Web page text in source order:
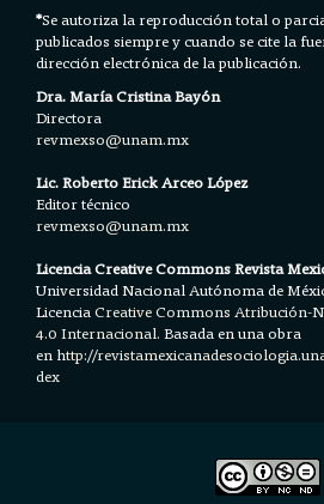
*Se autoriza la reproducción total o
publicados siempre y cuando se cite la
dirección electrónica de la publicación.
Dra. María Cristina Bayón
Directora
revmexso@unam.mx
Lic. Roberto Erick Arceo López
Editor técnico
revmexso@unam.mx
Licencia Creative Commons Revista
Universidad Nacional Autónoma de
LicenciaCreative Commons Atribución-
4.0 Internacional.Basada en una obra
en http://
dex